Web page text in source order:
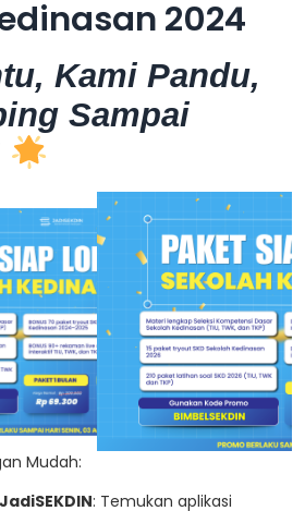
2024
Kami Pandu,
Sampai
Mudah:
: Temukan aplikasi